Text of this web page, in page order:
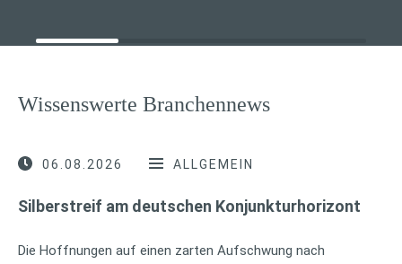
Wissenswerte Branchennews
06.08.2026 ALLGEMEIN
Silberstreif am deutschen Konjunkturhorizont
Die Hoffnungen auf einen zarten Aufschwung nach